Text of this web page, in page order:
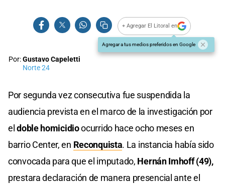
+ Agregar El Litoral en
Agregar a tus medios preferidos en Google
Por:Gustavo Capeletti
Norte 24
Por segunda vez consecutiva fue suspendida la
audiencia prevista en el marco de la investigación por
eldoble homicidioocurrido hace ocho meses en
barrio Center, en Reconquista. La instancia había sido
convocada para que el imputado, Hernán Imhoff (49),
prestara declaración de manera presencial ante el